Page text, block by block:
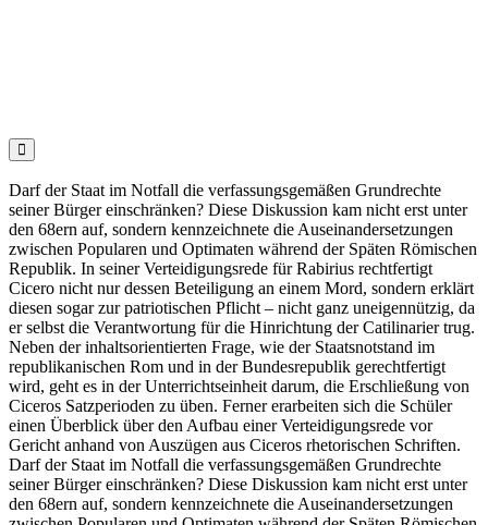

Darf der Staat im Notfall die verfassungsgemäßen Grundrechte
seiner Bürger einschränken? Diese Diskussion kam nicht erst unter
den 68ern auf, sondern kennzeichnete die Auseinandersetzungen
zwischen Popularen und Optimaten während der Späten Römischen
Republik. In seiner Verteidigungsrede für Rabirius rechtfertigt
Cicero nicht nur dessen Beteiligung an einem Mord, sondern erklärt
diesen sogar zur patriotischen Pflicht – nicht ganz uneigennützig, da
er selbst die Verantwortung für die Hinrichtung der Catilinarier trug.
Neben der inhaltsorientierten Frage, wie der Staatsnotstand im
republikanischen Rom und in der Bundesrepublik gerechtfertigt
wird, geht es in der Unterrichtseinheit darum, die Erschließung von
Ciceros Satzperioden zu üben. Ferner erarbeiten sich die Schüler
einen Überblick über den Aufbau einer Verteidigungsrede vor
Gericht anhand von Auszügen aus Ciceros rhetorischen Schriften.
Darf der Staat im Notfall die verfassungsgemäßen Grundrechte
seiner Bürger einschränken? Diese Diskussion kam nicht erst unter
den 68ern auf, sondern kennzeichnete die Auseinandersetzungen